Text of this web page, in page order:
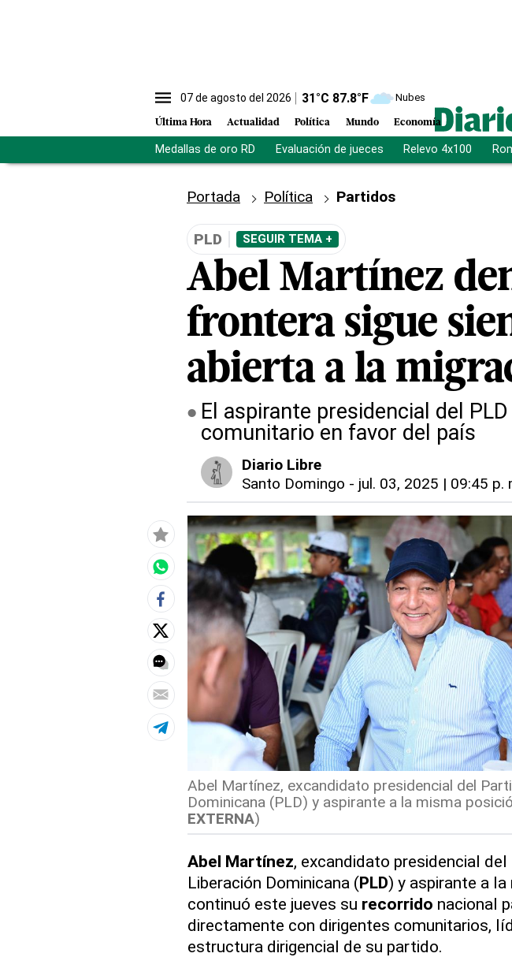
07 de agosto del 2026 31°C 87.8°F Nubes
Última Hora Actualidad Política Mundo Economía
Medallas de oro RD Evaluación de jueces Relevo 4x100
Portada Política Partidos
PLD SEGUIR TEMA +
Abel Martínez
frontera sigue
abierta a la
El aspirante presidencial del
comunitario en favor del país
Diario Libre
Santo Domingo - jul. 03, 2025 | 09:45 p.
Abel Martínez, excandidato presidencial del
Dominicana (PLD) y aspirante a la misma
EXTERNA)
Abel Martínez, excandidato presidencial
Liberación Dominicana (PLD) y aspirante a
continuó este jueves su recorrido nacional
directamente con dirigentes comunitarios,
estructura dirigencial de su partido.